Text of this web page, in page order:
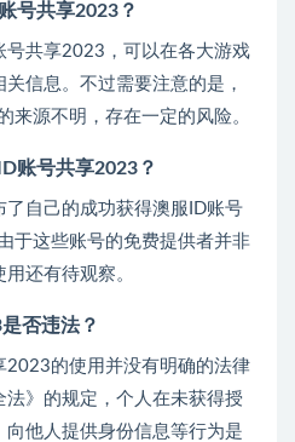
号共享2023？
号共享2023，可以在各大游戏
信息。不过需要注意的是，
来源不明，存在一定的风险。
账号共享2023？
了自己的成功获得澳服ID账号
于这些账号的免费提供者并非
还有待观察。
否违法？
2023的使用并没有明确的法律
》的规定，个人在未获得授
他人提供身份信息等行为是